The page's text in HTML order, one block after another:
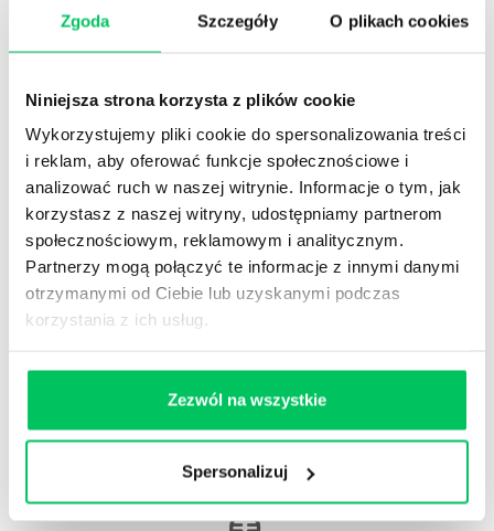
Zgoda Szczegóły O plikach cookies
Niniejsza strona korzysta z plików cookie
Wykorzystujemy pliki cookie do spersonalizowania treści
i reklam, aby oferować funkcje społecznościowe i
analizować ruch w naszej witrynie. Informacje o tym, jak
korzystasz z naszej witryny, udostępniamy partnerom
społecznościowym, reklamowym i analitycznym.
Partnerzy mogą połączyć te informacje z innymi danymi
otrzymanymi od Ciebie lub uzyskanymi podczas
korzystania z ich usług.
Zezwól na wszystkie
Spersonalizuj
STREFY WIEDZY
WikiGamma,Delegowanie,HR
Autorskie raporty, wartościowy know-how, pigułki
wiedzy.
Gamma Q&A
Odpowiedzi na często pojawiające się pytania z